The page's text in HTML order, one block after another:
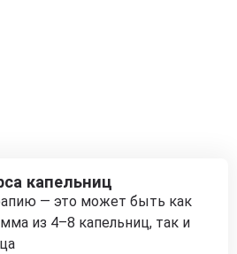
капельниц
— это может быть как
из 4–8 капельниц, так и